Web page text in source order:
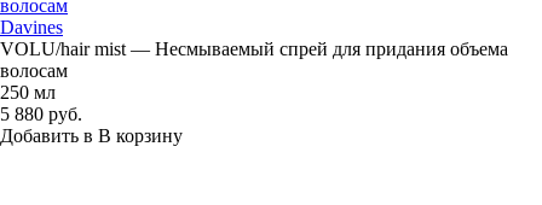
Davines
VOLU/hair mist — Несмываемый спрей для придания объема
волосам
250 мл
5 880 руб.
Добавить в В корзину